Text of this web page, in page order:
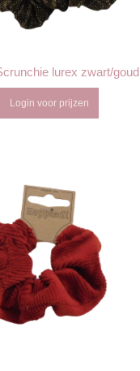
lurex zwart/goud
Login voor prijzen